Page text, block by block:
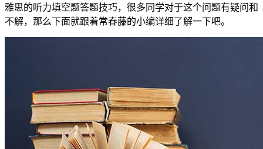
雅思的听力填空题答题技巧，很多同学对于这个问题有疑问和
不解，那么下面就跟着常春藤的小编详细了解一下吧。